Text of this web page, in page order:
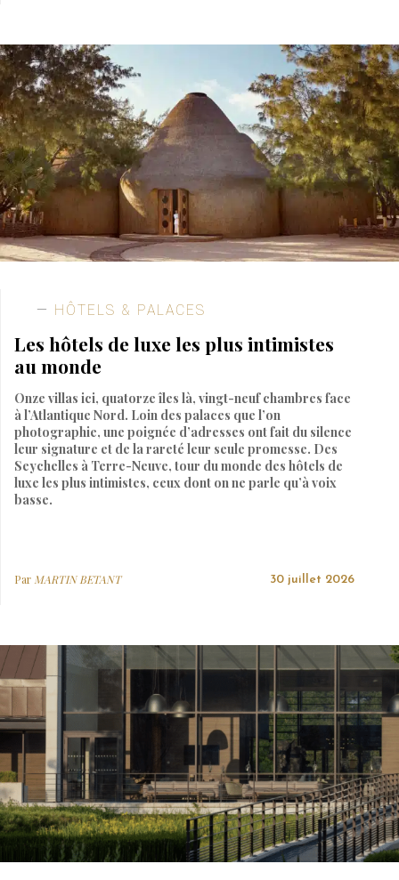
HÔTELS & PALACES
Les hôtels de luxe les plus intimistes
au monde
Onze villas ici, quatorze îles là, vingt-neuf chambres face
à l’Atlantique Nord. Loin des palaces que l’on
photographie, une poignée d’adresses ont fait du silence
leur signature et de la rareté leur seule promesse. Des
Seychelles à Terre-Neuve, tour du monde des hôtels de
luxe les plus intimistes, ceux dont on ne parle qu’à voix
basse.
Par MARTIN BETANT 30 juillet 2026